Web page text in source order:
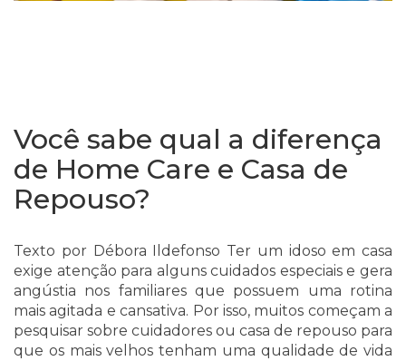
Você sabe qual a diferença
de Home Care e Casa de
Repouso?
Texto por Débora Ildefonso Ter um idoso em casa
exige atenção para alguns cuidados especiais e gera
angústia nos familiares que possuem uma rotina
mais agitada e cansativa. Por isso, muitos começam a
pesquisar sobre cuidadores ou casa de repouso para
que os mais velhos tenham uma qualidade de vida